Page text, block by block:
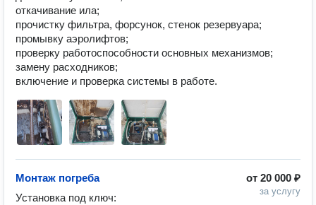
откачивание ила;
прочистку фильтра, форсунок, стенок резервуара;
промывку аэролифтов;
проверку работоспособности основных механизмов;
замену расходников;
включение и проверка системы в работе.
от 20 000 ₽
за услугу
Монтаж погреба
Установка под ключ: